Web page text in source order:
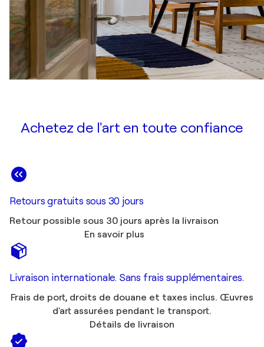
Achetez de l'art en toute confiance
Retours gratuits sous 30 jours
Retour possible sous 30 jours après la livraison
En savoir plus
Livraison internationale. Sans frais supplémentaires.
Frais de port, droits de douane et taxes inclus. Œuvres
d'art assurées pendant le transport.
Détails de livraison